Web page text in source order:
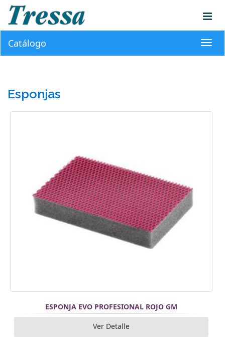
Catálogo
Esponjas
ESPONJA EVO PROFESIONAL ROJO GM
Ver Detalle